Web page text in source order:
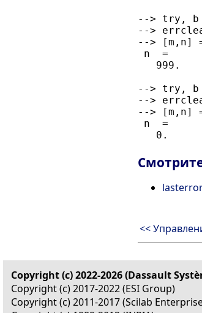
--> try, b
-->
--> [m,n]
n  =
   999.
--> try, b
-->
--> [m,n]
n  =
<<
Copyright (c) 2022-2026 (Dassault
Copyright (c) 2017-2022 (ESI Group)
Copyright (c) 2011-2017 (Scilab